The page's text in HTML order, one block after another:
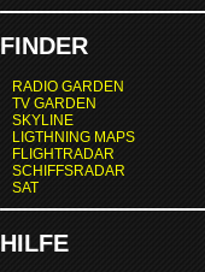
FINDER
RADIO GARDEN
TV GARDEN
SKYLINE
LIGTHNING MAPS
FLIGHTRADAR
SCHIFFSRADAR
SAT
HILFE